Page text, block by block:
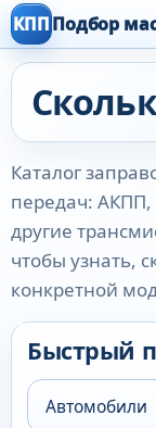
КПППодбор
Каталог
передач: АКПП,
другие
чтобы узнать,
конкретной
Быстрый